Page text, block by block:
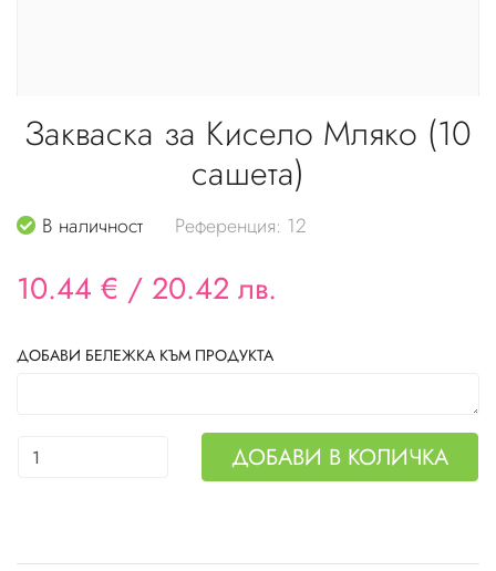
Закваска за Кисело Мляко (10
сашета)
В наличност Референция: 12
10.44 € / 20.42 лв.
ДОБАВИ БЕЛЕЖКА КЪМ ПРОДУКТА
ДОБАВИ В КОЛИЧКА